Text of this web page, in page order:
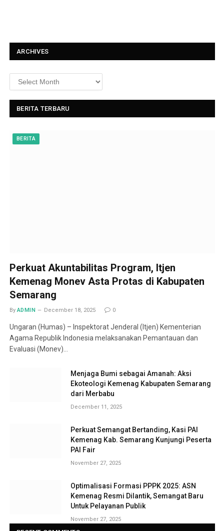
ARCHIVES
BERITA TERBARU
BERITA
Perkuat Akuntabilitas Program, Itjen
Kemenag Monev Asta Protas di Kabupaten
Semarang
By ADMIN December 18, 2025 0
Ungaran (Humas) – Inspektorat Jenderal (Itjen) Kementerian
Agama Republik Indonesia melaksanakan Pemantauan dan
Evaluasi (Monev)…
Menjaga Bumi sebagai Amanah: Aksi
Ekoteologi Kemenag Kabupaten Semarang
dari Merbabu
December 11, 2025
Perkuat Semangat Bertanding, Kasi PAI
Kemenag Kab. Semarang Kunjungi Peserta
PAI Fair
November 27, 2025
Optimalisasi Formasi PPPK 2025: ASN
Kemenag Resmi Dilantik, Semangat Baru
Untuk Pelayanan Publik
November 27, 2025